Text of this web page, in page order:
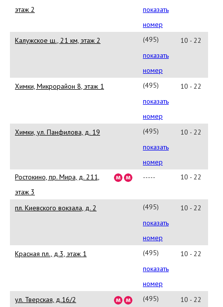
этаж 2
663-
8823
показать
номер
Калужское ш., 21 км, этаж 2
(495)
980-
8282
показать
номер
10 - 22
Химки, Микрорайон 8, этаж 1
(495)
739-
8636
показать
номер
10 - 22
Химки, ул. Панфилова, д. 19
(495)
663-
9235
показать
номер
10 - 22
Ростокино, пр. Мира, д. 211,
этаж 3
----- 10 - 22
пл. Киевского вокзала, д. 2
(495)
229-
1960
показать
номер
10 - 22
Красная пл., д.3, этаж 1
(495)
620-
3366
показать
номер
10 - 22
ул. Тверская, д.16/2 (495) 10 - 22